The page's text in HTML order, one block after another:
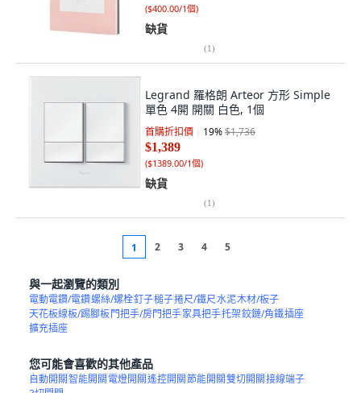
($400.00/1個)
缺貨
(1)
Legrand 羅格朗 Arteor 方形 Simple
單色 4開 開關 白色, 1個
首購折扣價 19%$1,736
$1,389
($1389.00/1個)
缺貨
(1)
1 2 3 4 5
與一起瀏覽的類別
電動電鑽/電鑽螺絲/螺栓釘子槌子捲尺/鐵尺水泥木材/板子
天花板線板/踢腳板門把手/房門把手家具把手托架鉸鏈/角鐵插座
擴充插座
您可能會喜歡的其他產品
自動開關智能開關電燈開關遙控開關節能開關雙切開關接線端子